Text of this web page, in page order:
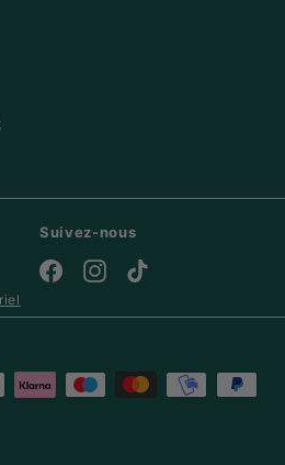
Suivez-nous
FacebookInstagram